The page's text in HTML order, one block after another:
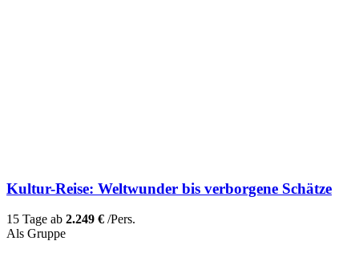
Kultur-Reise: Weltwunder bis verborgene Schätze
15 Tage ab 2.249 € /Pers.
Als Gruppe